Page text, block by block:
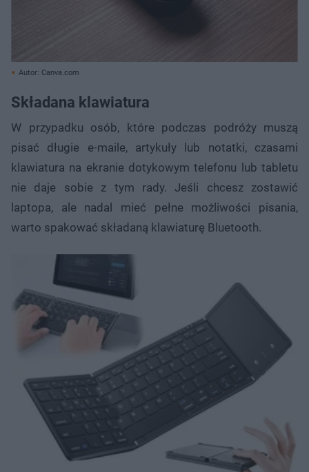
Autor: Canva.com
Składana klawiatura
W przypadku osób, które podczas podróży muszą
pisać długie e-maile, artykuły lub notatki, czasami
klawiatura na ekranie dotykowym telefonu lub tabletu
nie daje sobie z tym rady. Jeśli chcesz zostawić
laptopa, ale nadal mieć pełne możliwości pisania,
warto spakować składaną klawiaturę Bluetooth.